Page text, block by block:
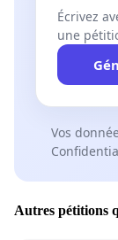
Écrivez
une
Vos
Autres pétitions